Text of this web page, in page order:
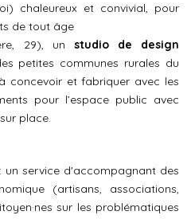
chaleureux et convivial, pour
de tout âge
29), un studio de design
petites communes rurales du
concevoir et fabriquer avec les
pour l’espace public avec
place.
un service d'accompagnant des
(artisans, associations,
sur les problématiques